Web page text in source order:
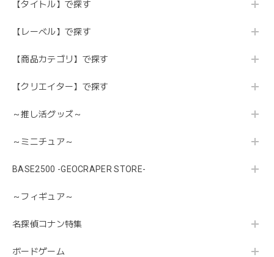
【タイトル】で探す
【レーベル】で探す
【商品カテゴリ】で探す
【クリエイター】で探す
～推し活グッズ～
～ミニチュア～
BASE2500 -GEOCRAPER STORE-
～フィギュア～
名探偵コナン特集
ボードゲーム